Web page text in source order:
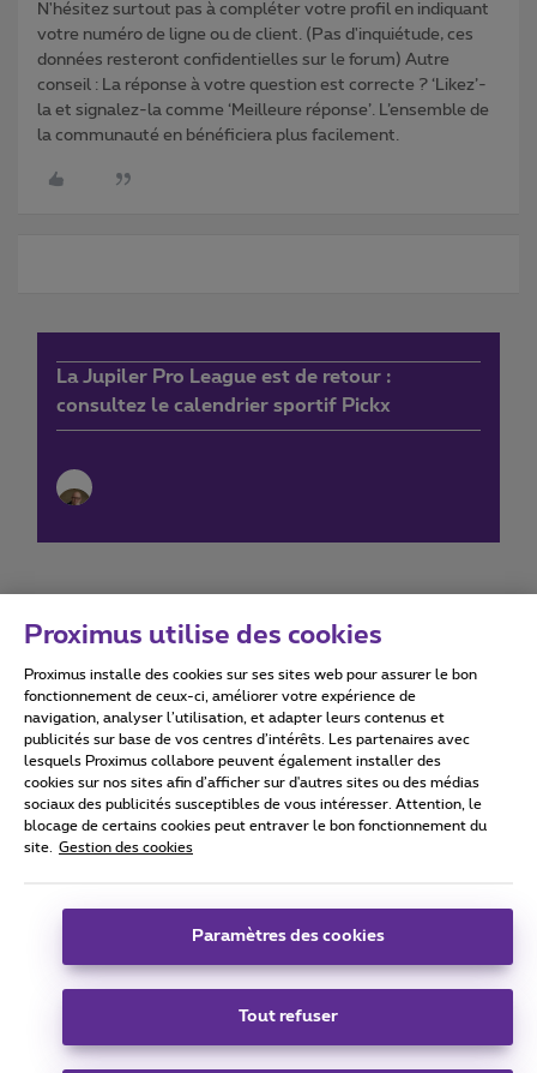
N'hésitez surtout pas à compléter votre profil en indiquant
votre numéro de ligne ou de client. (Pas d'inquiétude, ces
données resteront confidentielles sur le forum) Autre
conseil : La réponse à votre question est correcte ? ‘Likez’-
la et signalez-la comme ‘Meilleure réponse’. L’ensemble de
la communauté en bénéficiera plus facilement.
La Jupiler Pro League est de retour :
consultez le calendrier sportif Pickx
Conditions d'utilisation Accessibility statement
Tous droits réservés. © 2026
Conditions générales, info consommateur
Coordonnées de l’entreprise
Boulevard du Roi Albert II 27 - B-1030 Bruxelles.
Proximus utilise des cookies
Proximus installe des cookies sur ses sites web pour assurer le bon
fonctionnement de ceux-ci, améliorer votre expérience de
navigation, analyser l’utilisation, et adapter leurs contenus et
publicités sur base de vos centres d’intérêts. Les partenaires avec
lesquels Proximus collabore peuvent également installer des
cookies sur nos sites afin d’afficher sur d'autres sites ou des médias
sociaux des publicités susceptibles de vous intéresser. Attention, le
blocage de certains cookies peut entraver le bon fonctionnement du
site.
Gestion des cookies
Paramètres des cookies
Tout refuser